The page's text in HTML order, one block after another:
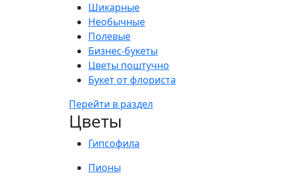
Шикарные
Необычные
Полевые
Бизнес-букеты
Цветы поштучно
Букет от флориста
Перейти в раздел
Цветы
Гипсофила
Пионы